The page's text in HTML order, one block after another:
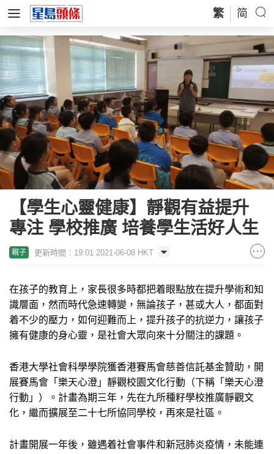
繁 简
【學生心靈健康】靜觀有益提升
專注 學校推廣 培養學生活好人生
親子 更新時間：19:01 2021-06-08 HKT
在孩子的教育上，家長很多時都把着眼點放在提升學術和知
識層面，然而時代急速轉變，無論孩子，甚或大人，都面對
着不少的壓力，如何迎難而上，提升孩子的抗逆力，讓孩子
擁有健康的身心靈，是社會大眾向來十分關注的課題。
香港大學社會科學學院獲香港賽馬會慈善信託基金贊助，開
展賽馬會「樂天心澄」靜觀校園文化行動（下稱「樂天心澄
行動」）。計畫為期三年，先在九所種籽學校推廣靜觀文
化，繼而擴展至二十七所協同學校，再來是社區。
計畫開展一年後，雖遇着社會事件和新冠肺炎疫情，未能連